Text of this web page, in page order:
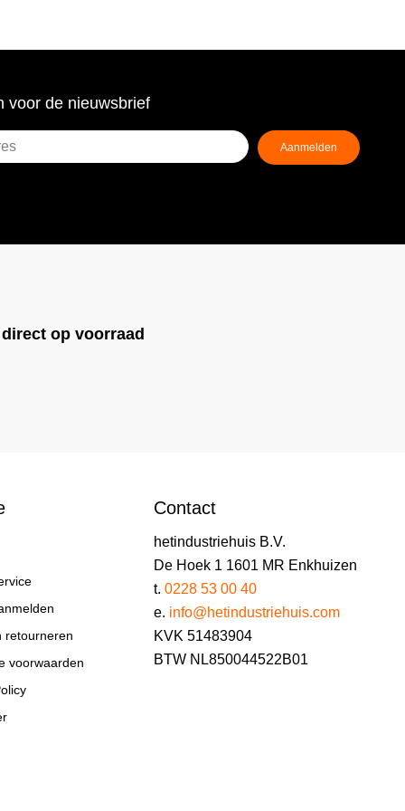
voor de nieuwsbrief
Aanmelden
op voorraad
retourneren
voorwaarden
Contact
hetindustriehuis B.V.
De Hoek 1 1601 MR Enkhuizen
t. 0228 53 00 40
e. info@hetindustriehuis.com
KVK 51483904
BTW NL850044522B01